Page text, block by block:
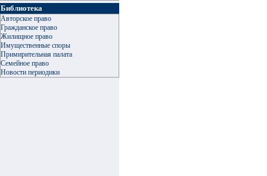
Библиотека
Авторское право
Гражданское право
Жилищное право
Имущественные споры
Примирительная палата
Семейное право
Новости периодики